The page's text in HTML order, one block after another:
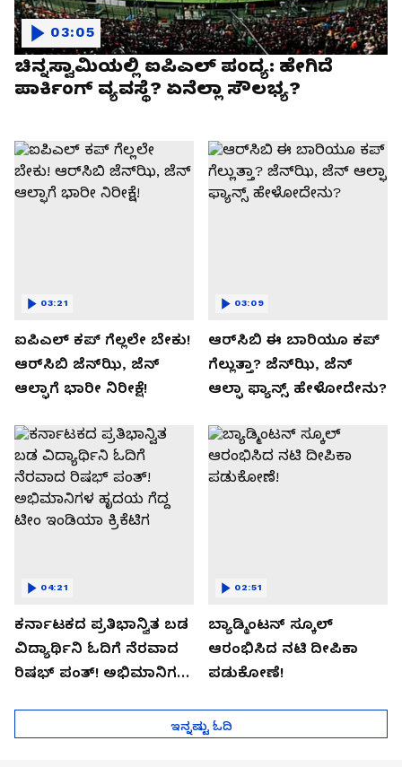
ಚಿನ್ನಸ್ವಾಮಿಯಲ್ಲಿ ಐಪಿಎಲ್‌ ಪಂದ್ಯ: ಹೇಗಿದೆ
ಪಾರ್ಕಿಂಗ್ ವ್ಯವಸ್ಥೆ? ಏನೆಲ್ಲಾ ಸೌಲಭ್ಯ?
03:05
ಐಪಿಎಲ್ ಕಪ್‌ ಗೆಲ್ಲಲೇ ಬೇಕು!
ಆರ್‌ಸಿಬಿ ಜೆನ್‌ಝಿ, ಜೆನ್‌
ಆಲ್ಫಾಗೆ ಭಾರೀ ನಿರೀಕ್ಷೆ!
03:21
ಆರ್‌ಸಿಬಿ ಈ ಬಾರಿಯೂ ಕಪ್‌
ಗೆಲ್ಲುತ್ತಾ? ಜೆನ್‌ಝಿ, ಜೆನ್‌
ಆಲ್ಫಾ ಫ್ಯಾನ್ಸ್ ಹೇಳೋದೇನು?
03:09
ಕರ್ನಾಟಕದ ಪ್ರತಿಭಾನ್ವಿತ ಬಡ
ವಿದ್ಯಾರ್ಥಿನಿ ಓದಿಗೆ ನೆರವಾದ
ರಿಷಭ್ ಪಂತ್! ಅಭಿಮಾನಿಗಳ
04:21
ಬ್ಯಾಡ್ಮಿಂಟನ್ ಸ್ಕೂಲ್​
ಆರಂಭಿಸಿದ ನಟಿ ದೀಪಿಕಾ
ಪಡುಕೋಣೆ!
02:51
ಇನ್ನಷ್ಟು ಓದಿ